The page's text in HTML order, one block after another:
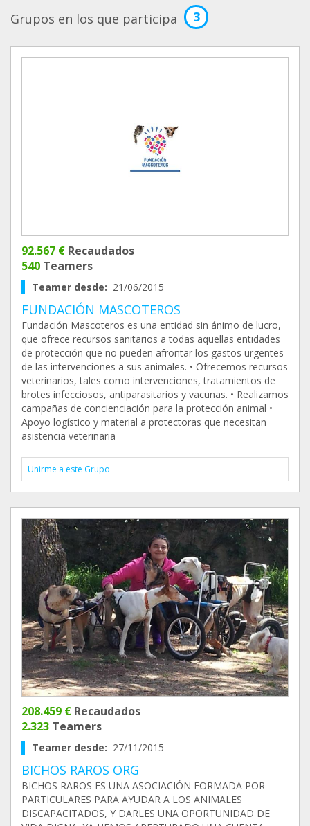
Grupos en los que participa 3
92.567 € Recaudados
540 Teamers
Teamer desde: 21/06/2015
FUNDACIÓN MASCOTEROS
Fundación Mascoteros es una entidad sin ánimo de lucro,
que ofrece recursos sanitarios a todas aquellas entidades
de protección que no pueden afrontar los gastos urgentes
de las intervenciones a sus animales. • Ofrecemos recursos
veterinarios, tales como intervenciones, tratamientos de
brotes infecciosos, antiparasitarios y vacunas. • Realizamos
campañas de concienciación para la protección animal •
Apoyo logístico y material a protectoras que necesitan
asistencia veterinaria
Unirme a este Grupo
208.459 € Recaudados
2.323 Teamers
Teamer desde: 27/11/2015
BICHOS RAROS ORG
BICHOS RAROS ES UNA ASOCIACIÓN FORMADA POR
PARTICULARES PARA AYUDAR A LOS ANIMALES
DISCAPACITADOS, Y DARLES UNA OPORTUNIDAD DE